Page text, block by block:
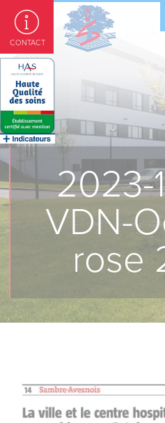
2023-
VDN-
rose
CONTACT
Panneau de gestion des cookies